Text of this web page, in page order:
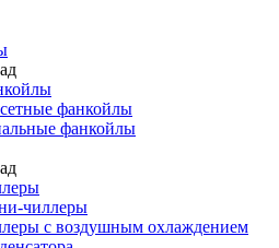
фанкойлы
фанкойлы
чиллеры
с воздушным охлаждением